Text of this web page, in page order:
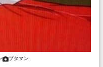
ブタマン